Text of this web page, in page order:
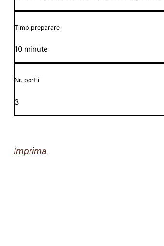
Timp preparare
10 minute
Nr. portii
3
Imprima